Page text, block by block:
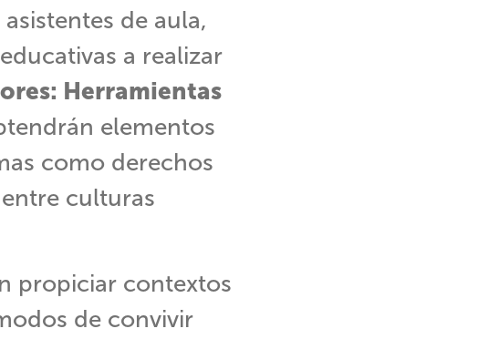
de aula,
a realizar
Herramientas
elementos
como derechos
culturas
propiciar contextos
de convivir